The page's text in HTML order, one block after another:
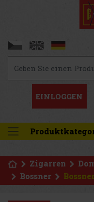
EINLOGGEN
Zigarren
Bossner